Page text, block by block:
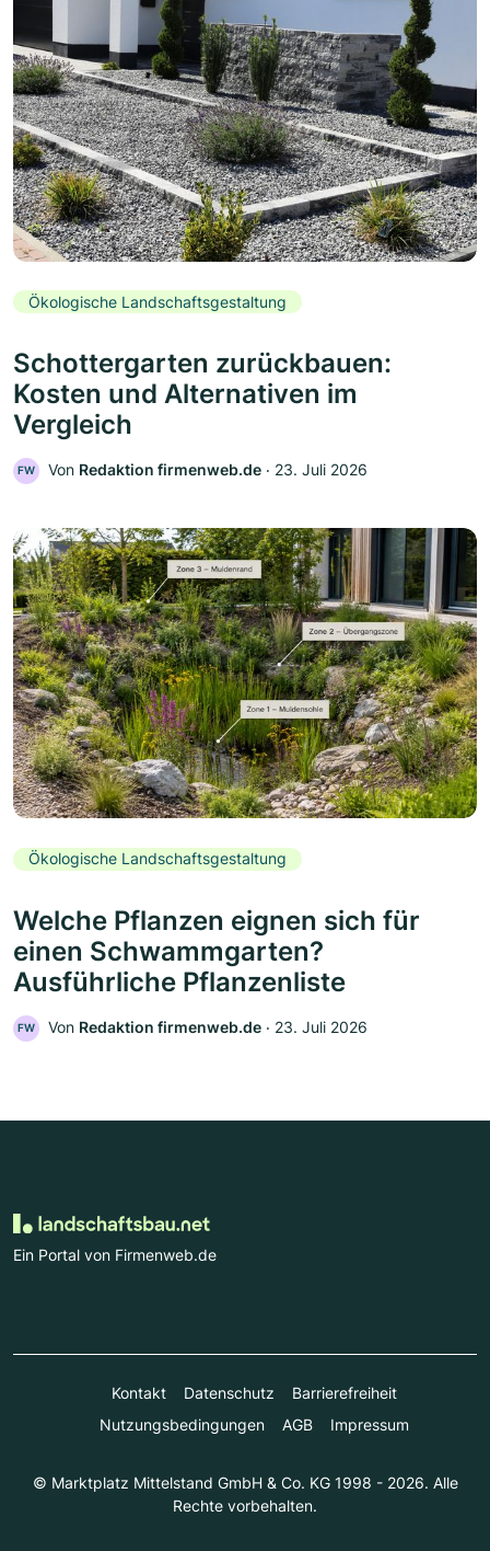
Ökologische Landschaftsgestaltung
Schottergarten zurückbauen:
Kosten und Alternativen im
Vergleich
FW Von Redaktion firmenweb.de ‧ 23. Juli 2026
Ökologische Landschaftsgestaltung
Welche Pflanzen eignen sich für
einen Schwammgarten?
Ausführliche Pflanzenliste
FW Von Redaktion firmenweb.de ‧ 23. Juli 2026
Ein Portal von Firmenweb.de
Kontakt Datenschutz
Barrierefreiheit
Nutzungsbedingungen
AGB Impressum
© Marktplatz Mittelstand GmbH & Co. KG 1998 - 2026. Alle
Rechte vorbehalten.